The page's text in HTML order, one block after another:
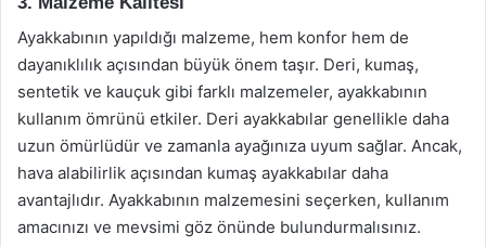
Ayakkabının yapıldığı malzeme, hem konfor hem de
dayanıklılık açısından büyük önem taşır. Deri, kumaş,
sentetik ve kauçuk gibi farklı malzemeler, ayakkabının
kullanım ömrünü etkiler. Deri ayakkabılar genellikle daha
uzun ömürlüdür ve zamanla ayağınıza uyum sağlar. Ancak,
hava alabilirlik açısından kumaş ayakkabılar daha
avantajlıdır. Ayakkabının malzemesini seçerken, kullanım
amacınızı ve mevsimi göz önünde bulundurmalısınız.